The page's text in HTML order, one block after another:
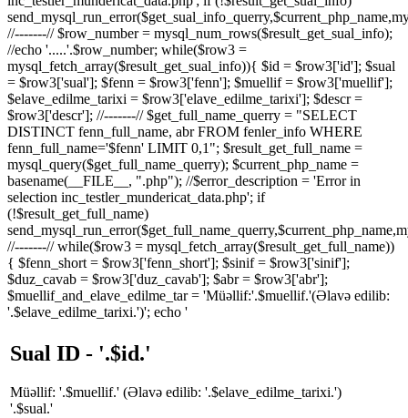
//-------// $row_number = mysql_num_rows($result_get_sual_info);
//echo '.....'.$row_number; while($row3 =
mysql_fetch_array($result_get_sual_info)){ $id = $row3['id']; $sual
= $row3['sual']; $fenn = $row3['fenn']; $muellif = $row3['muellif'];
$elave_edilme_tarixi = $row3['elave_edilme_tarixi']; $descr =
$row3['descr']; //-------// $get_full_name_querry = "SELECT
DISTINCT fenn_full_name, abr FROM fenler_info WHERE
fenn_full_name='$fenn' LIMIT 0,1"; $result_get_full_name =
mysql_query($get_full_name_querry); $current_php_name =
basename(__FILE__, ".php"); //$error_description = 'Error in
selection inc_testler_mundericat_data.php'; if
(!$result_get_full_name)
//-------// while($row3 = mysql_fetch_array($result_get_full_name))
{ $fenn_short = $row3['fenn_short']; $sinif = $row3['sinif'];
$duz_cavab = $row3['duz_cavab']; $abr = $row3['abr'];
$muellif_and_elave_edilme_tar = 'Müəllif:'.$muellif.'(Əlavə edilib:
'.$elave_edilme_tarixi.')'; echo '
Sual ID - '.$id.'
Müəllif: '.$muellif.' (Əlavə edilib: '.$elave_edilme_tarixi.')
'.$sual.'